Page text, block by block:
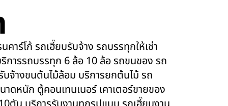
คาร์โก้ รถเฮี๊ยบรับจ้าง รถบรรทุกให้เช่า
การรถบรรทุก 6 ล้อ 10 ล้อ รถขนของ รถ
จ้างขนต้นไม้ล้อม บริการยกต้นไม้ รถ
หนัก ตู้คอนเทนเนอร์ เคาเตอร์ขายของ